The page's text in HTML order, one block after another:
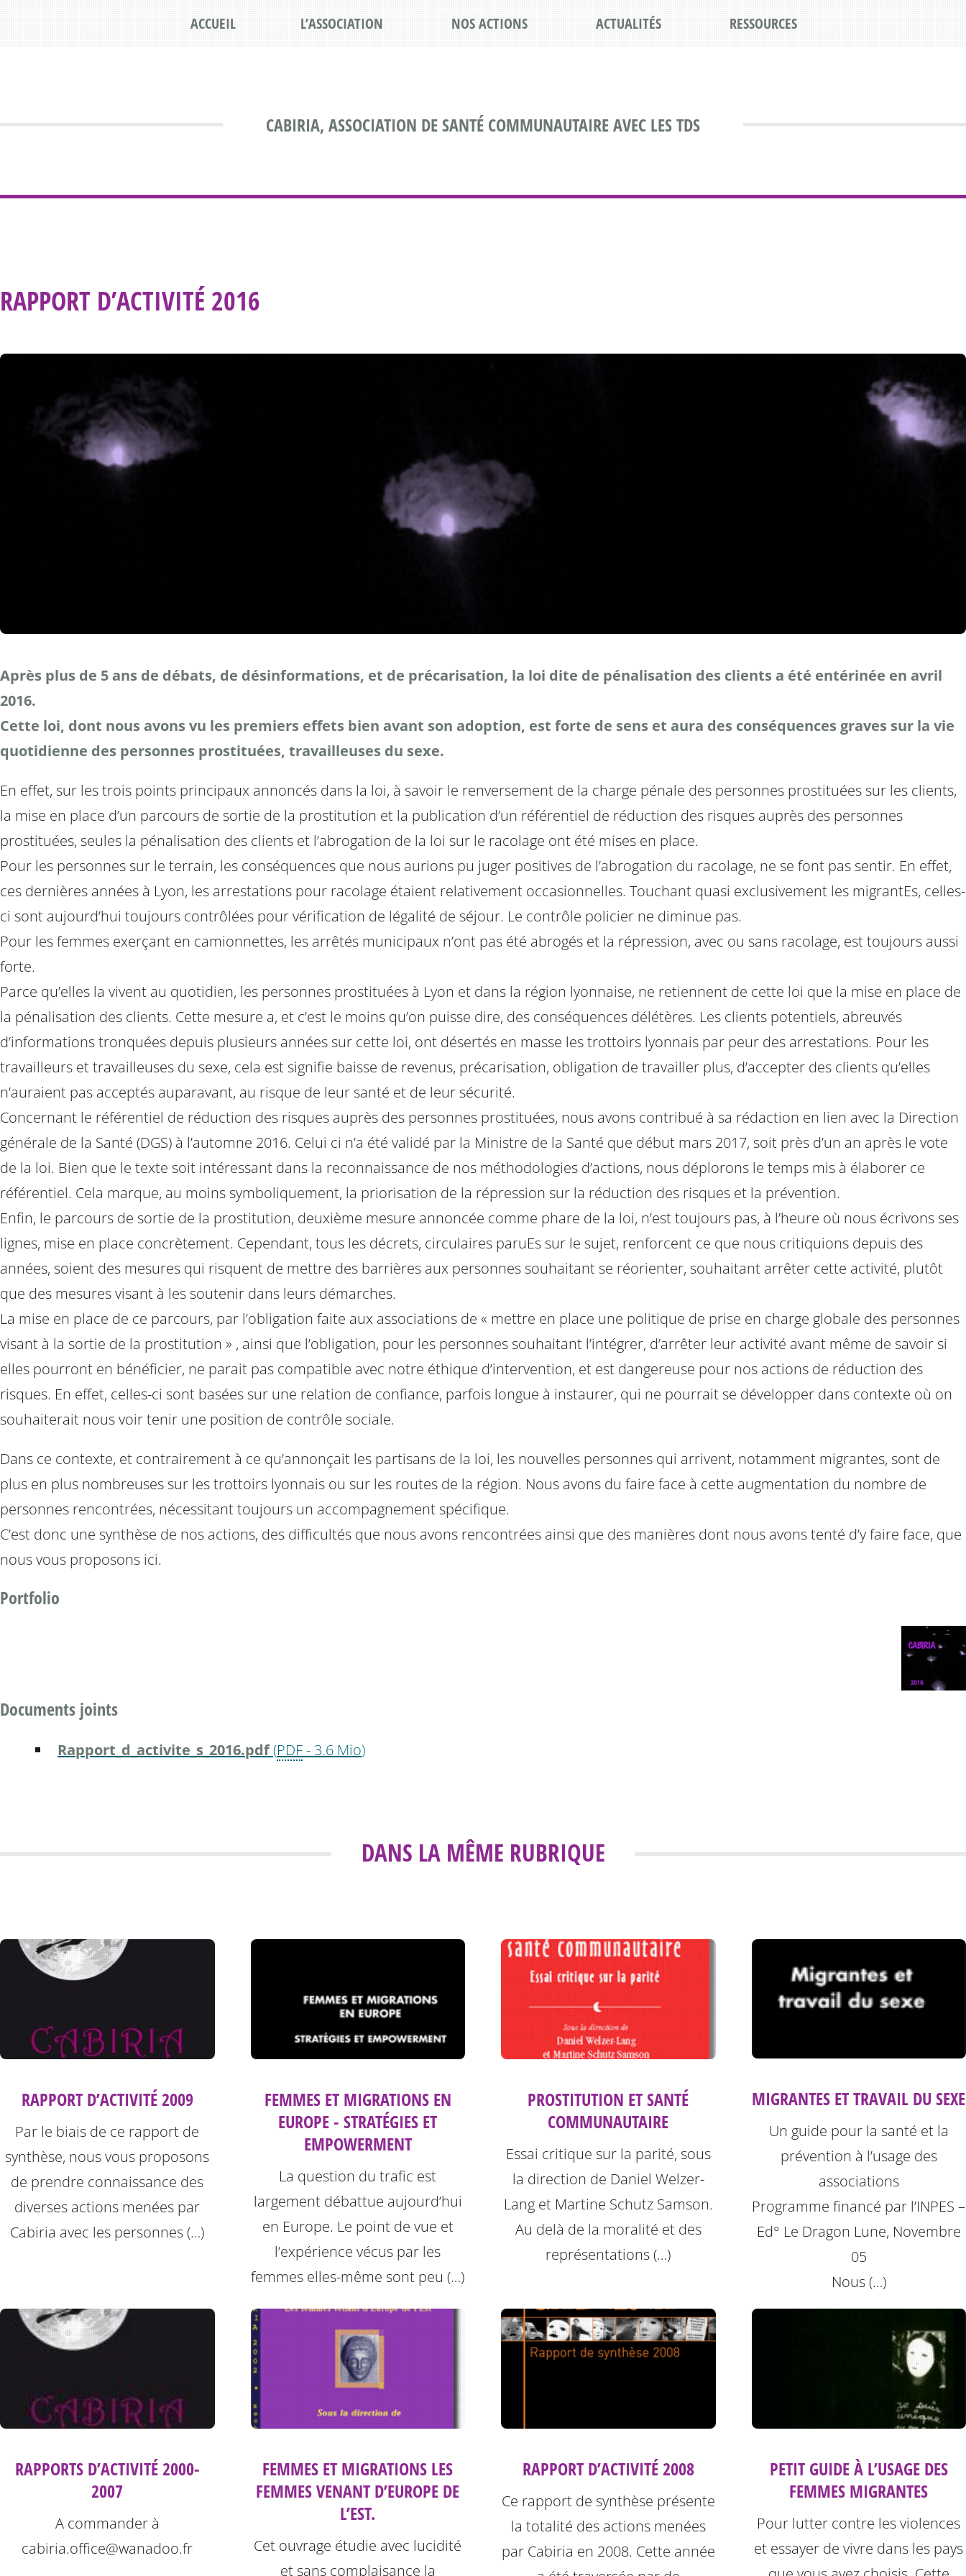
CABIRIA, ASSOCIATION DE SANTÉ COMMUNAUTAIRE AVEC LES TDS
ACCUEIL L’ASSOCIATION NOS ACTIONS ACTUALITÉS RESSOURCES
RAPPORT D’ACTIVITÉ 2016
Après plus de 5 ans de débats, de désinformations, et de précarisation, la loi dite de pénalisation des clients a été entérinée en avril
2016.
Cette loi, dont nous avons vu les premiers effets bien avant son adoption, est forte de sens et aura des conséquences graves sur la vie
quotidienne des personnes prostituées, travailleuses du sexe.
En effet, sur les trois points principaux annoncés dans la loi, à savoir le renversement de la charge pénale des personnes prostituées sur les clients,
la mise en place d’un parcours de sortie de la prostitution et la publication d’un référentiel de réduction des risques auprès des personnes
prostituées, seules la pénalisation des clients et l’abrogation de la loi sur le racolage ont été mises en place.
Pour les personnes sur le terrain, les conséquences que nous aurions pu juger positives de l’abrogation du racolage, ne se font pas sentir. En effet,
ces dernières années à Lyon, les arrestations pour racolage étaient relativement occasionnelles. Touchant quasi exclusivement les migrantEs, celles-
ci sont aujourd’hui toujours contrôlées pour vérification de légalité de séjour. Le contrôle policier ne diminue pas.
Pour les femmes exerçant en camionnettes, les arrêtés municipaux n’ont pas été abrogés et la répression, avec ou sans racolage, est toujours aussi
forte.
Parce qu’elles la vivent au quotidien, les personnes prostituées à Lyon et dans la région lyonnaise, ne retiennent de cette loi que la mise en place de
la pénalisation des clients. Cette mesure a, et c’est le moins qu’on puisse dire, des conséquences délétères. Les clients potentiels, abreuvés
d’informations tronquées depuis plusieurs années sur cette loi, ont désertés en masse les trottoirs lyonnais par peur des arrestations. Pour les
travailleurs et travailleuses du sexe, cela est signifie baisse de revenus, précarisation, obligation de travailler plus, d’accepter des clients qu’elles
n’auraient pas acceptés auparavant, au risque de leur santé et de leur sécurité.
Concernant le référentiel de réduction des risques auprès des personnes prostituées, nous avons contribué à sa rédaction en lien avec la Direction
générale de la Santé (DGS) à l’automne 2016. Celui ci n’a été validé par la Ministre de la Santé que début mars 2017, soit près d’un an après le vote
de la loi. Bien que le texte soit intéressant dans la reconnaissance de nos méthodologies d’actions, nous déplorons le temps mis à élaborer ce
référentiel. Cela marque, au moins symboliquement, la priorisation de la répression sur la réduction des risques et la prévention.
Enfin, le parcours de sortie de la prostitution, deuxième mesure annoncée comme phare de la loi, n’est toujours pas, à l’heure où nous écrivons ses
lignes, mise en place concrètement. Cependant, tous les décrets, circulaires paruEs sur le sujet, renforcent ce que nous critiquions depuis des
années, soient des mesures qui risquent de mettre des barrières aux personnes souhaitant se réorienter, souhaitant arrêter cette activité, plutôt
que des mesures visant à les soutenir dans leurs démarches.
La mise en place de ce parcours, par l’obligation faite aux associations de « mettre en place une politique de prise en charge globale des personnes
visant à la sortie de la prostitution » , ainsi que l’obligation, pour les personnes souhaitant l’intégrer, d’arrêter leur activité avant même de savoir si
elles pourront en bénéficier, ne parait pas compatible avec notre éthique d’intervention, et est dangereuse pour nos actions de réduction des
risques. En effet, celles-ci sont basées sur une relation de confiance, parfois longue à instaurer, qui ne pourrait se développer dans contexte où on
souhaiterait nous voir tenir une position de contrôle sociale.
Dans ce contexte, et contrairement à ce qu’annonçait les partisans de la loi, les nouvelles personnes qui arrivent, notamment migrantes, sont de
plus en plus nombreuses sur les trottoirs lyonnais ou sur les routes de la région. Nous avons du faire face à cette augmentation du nombre de
personnes rencontrées, nécessitant toujours un accompagnement spécifique.
C’est donc une synthèse de nos actions, des difficultés que nous avons rencontrées ainsi que des manières dont nous avons tenté d’y faire face, que
nous vous proposons ici.
Portfolio
Documents joints
Rapport_d_activite_s_2016.pdf(PDF- 3.6 Mio)
DANS LA MÊME RUBRIQUE
RAPPORT D’ACTIVITÉ 2009
Par le biais de ce rapport de
synthèse, nous vous proposons
de prendre connaissance des
diverses actions menées par
Cabiria avec les personnes (…)
FEMMES ET MIGRATIONS EN
EUROPE - STRATÉGIES ET
EMPOWERMENT
La question du trafic est
largement débattue aujourd’hui
en Europe. Le point de vue et
l’expérience vécus par les
femmes elles-même sont peu (…)
PROSTITUTION ET SANTÉ
COMMUNAUTAIRE
Essai critique sur la parité, sous
la direction de Daniel Welzer-
Lang et Martine Schutz Samson.
Au delà de la moralité et des
représentations (…)
MIGRANTES ET TRAVAIL DU SEXE
Un guide pour la santé et la
prévention à l’usage des
associations
Programme financé par l’INPES –
Ed° Le Dragon Lune, Novembre
05
Nous (…)
RAPPORTS D’ACTIVITÉ 2000-
2007
A commander à
cabiria.office@wanadoo.fr
FEMMES ET MIGRATIONS LES
FEMMES VENANT D’EUROPE DE
L’EST.
Cet ouvrage étudie avec lucidité
et sans complaisance la
RAPPORT D’ACTIVITÉ 2008
Ce rapport de synthèse présente
la totalité des actions menées
par Cabiria en 2008. Cette année
PETIT GUIDE À L’USAGE DES
FEMMES MIGRANTES
Pour lutter contre les violences
et essayer de vivre dans les pays